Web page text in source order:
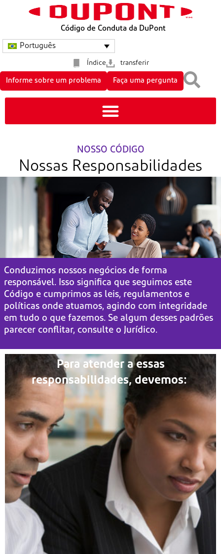
Código de Conduta da DuPont
Português
Índice transferir
Informe sobre um problema Faça uma pergunta
NOSSO CÓDIGO
Nossas Responsabilidades
Conduzimos nossos negócios de forma
responsável. Isso significa que seguimos este
Código e cumprimos as leis, regulamentos e
políticas onde atuamos, agindo com integridade
em tudo o que fazemos. Se algum desses padrões
parecer conflitar, consulte o Jurídico.
Para atender a essas
responsabilidades, devemos: